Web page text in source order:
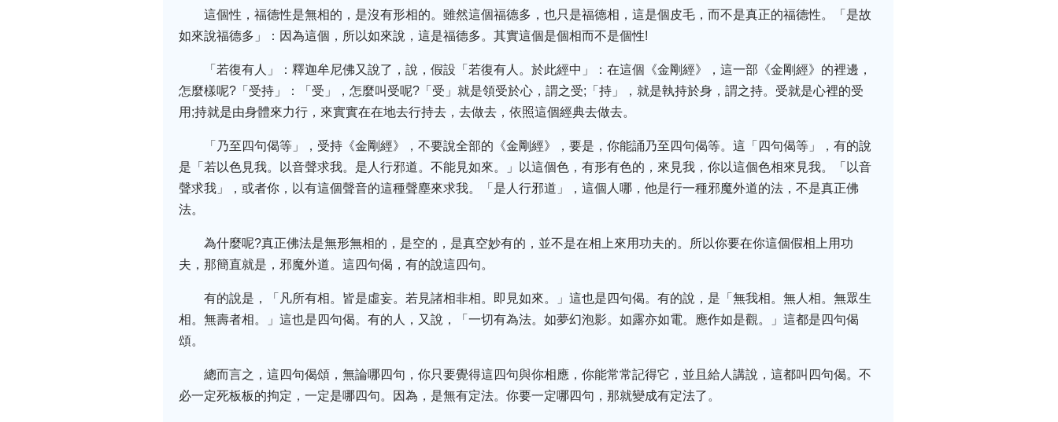
這個性，福德性是無相的，是沒有形相的。雖然這個福德多，也只是福德相，這是個皮毛，而不是真正的福德性。「是故
如來說福德多」：因為這個，所以如來說，這是福德多。其實這個是個相而不是個性!
「若復有人」：釋迦牟尼佛又說了，說，假設「若復有人。於此經中」：在這個《金剛經》，這一部《金剛經》的裡邊，
怎麼樣呢?「受持」：「受」，怎麼叫受呢?「受」就是領受於心，謂之受;「持」，就是執持於身，謂之持。受就是心裡的受
用;持就是由身體來力行，來實實在在地去行持去，去做去，依照這個經典去做去。
「乃至四句偈等」，受持《金剛經》，不要說全部的《金剛經》，要是，你能誦乃至四句偈等。這「四句偈等」，有的說
是「若以色見我。以音聲求我。是人行邪道。不能見如來。」以這個色，有形有色的，來見我，你以這個色相來見我。「以音
聲求我」，或者你，以有這個聲音的這種聲塵來求我。「是人行邪道」，這個人哪，他是行一種邪魔外道的法，不是真正佛
法。
為什麼呢?真正佛法是無形無相的，是空的，是真空妙有的，並不是在相上來用功夫的。所以你要在你這個假相上用功
夫，那簡直就是，邪魔外道。這四句偈，有的說這四句。
有的說是，「凡所有相。皆是虛妄。若見諸相非相。即見如來。」這也是四句偈。有的說，是「無我相。無人相。無眾生
相。無壽者相。」這也是四句偈。有的人，又說，「一切有為法。如夢幻泡影。如露亦如電。應作如是觀。」這都是四句偈
頌。
總而言之，這四句偈頌，無論哪四句，你只要覺得這四句與你相應，你能常常記得它，並且給人講說，這都叫四句偈。不
必一定死板板的拘定，一定是哪四句。因為，是無有定法。你要一定哪四句，那就變成有定法了。